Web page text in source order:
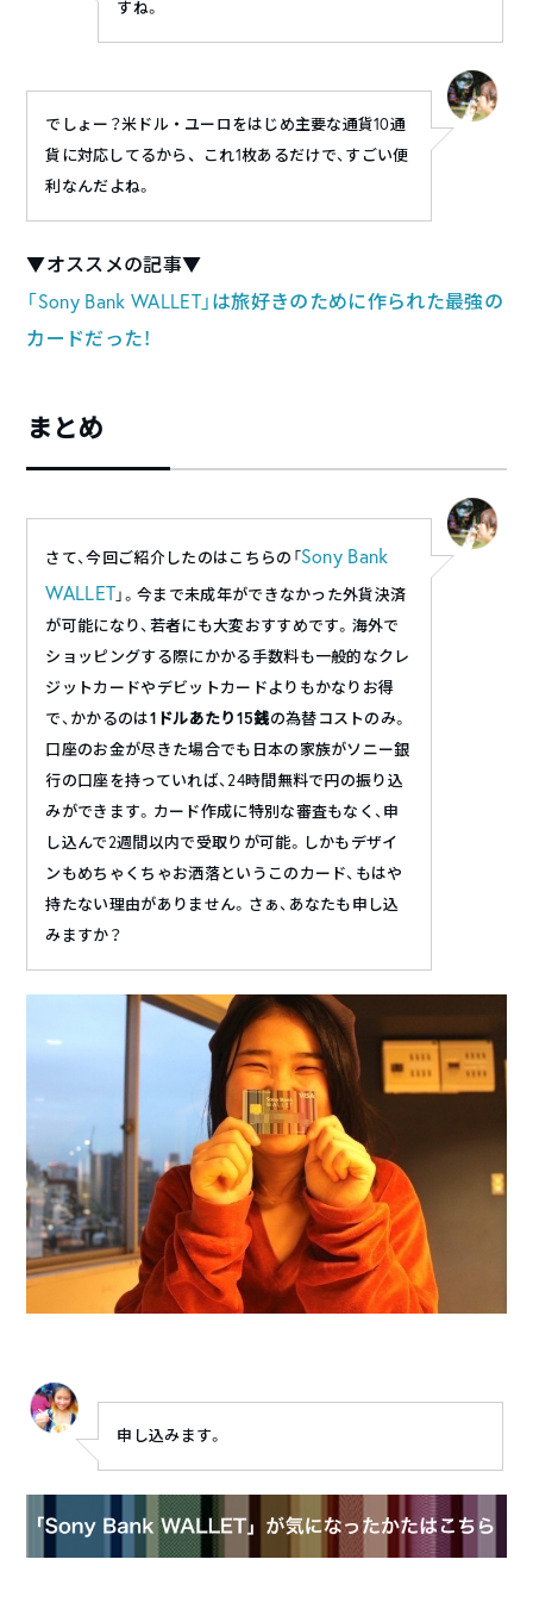
すね。
でしょー？米ドル・ユーロをはじめ主要な通貨10通
貨に対応してるから、 これ1枚あるだけで、すごい便
利なんだよね。
▼オススメの記事▼
「Sony Bank WALLET」は旅好きのために作られた最強の
カードだった！
まとめ
さて、今回ご紹介したのはこちらの「Sony Bank
WALLET」。今まで未成年ができなかった外貨決済
が可能になり、若者にも大変おすすめです。海外で
ショッピングする際にかかる手数料も一般的なクレ
ジットカードやデビットカードよりもかなりお得
で、かかるのは1ドルあたり15銭の為替コストのみ。
口座のお金が尽きた場合でも日本の家族がソニー銀
行の口座を持っていれば、24時間無料で円の振り込
みができます。カード作成に特別な審査もなく、申
し込んで2週間以内で受取りが可能。しかもデザイ
ンもめちゃくちゃお洒落というこのカード、もはや
持たない理由がありません。さぁ、あなたも申し込
みますか？
申し込みます。